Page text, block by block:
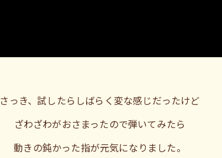
さっき、試したらしばらく変な感じだったけど
ざわざわがおさまったので弾いてみたら
動きの鈍かった指が元気になりました。